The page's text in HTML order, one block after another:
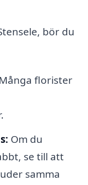
bör du
Många florister
Om du
se till att
samma